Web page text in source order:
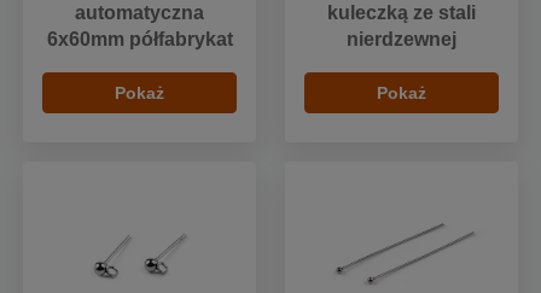
automatyczna
6x60mm półfabrykat
Pokaż
kuleczką ze stali
nierdzewnej
Pokaż